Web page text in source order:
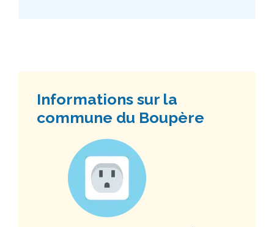
Informations sur la
commune du Boupère